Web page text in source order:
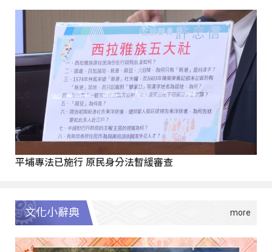
平埔專法已施行 原民身分法暫緩審查
文化小辭典